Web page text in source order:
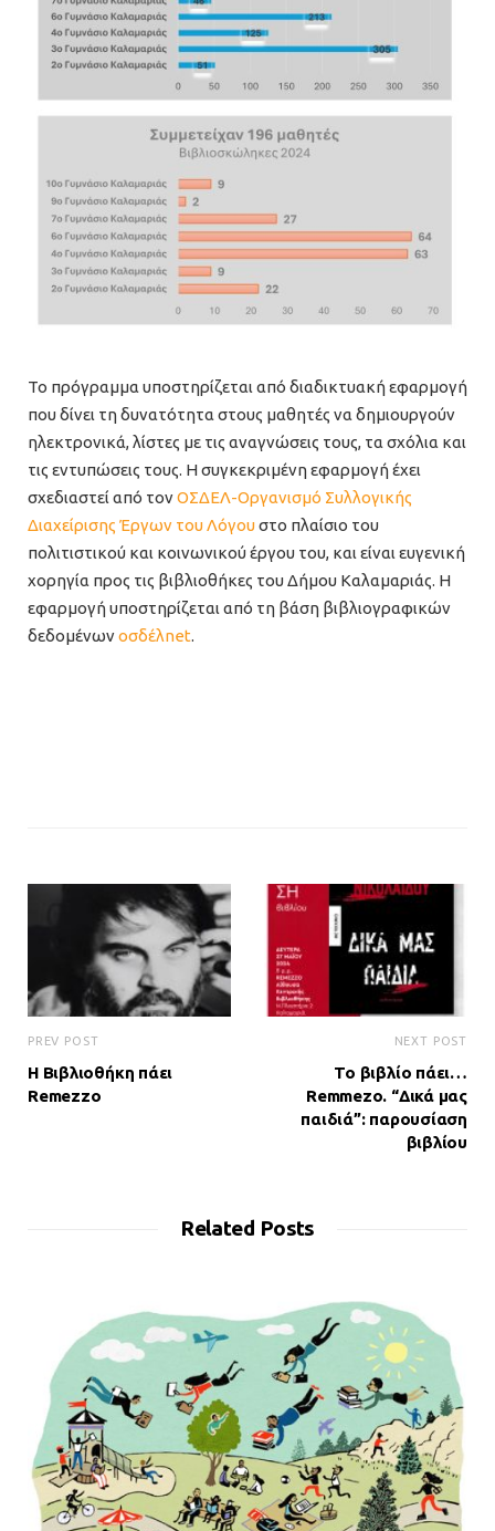
Το πρόγραμμα υποστηρίζεται από διαδικτυακή εφαρμογή
που δίνει τη δυνατότητα στους μαθητές να δημιουργούν
ηλεκτρονικά, λίστες με τις αναγνώσεις τους, τα σχόλια και
τις εντυπώσεις τους. Η συγκεκριμένη εφαρμογή έχει
σχεδιαστεί από τονΟΣΔΕΛ-Οργανισμό Συλλογικής
Διαχείρισης Έργων του Λόγουστο πλαίσιο του
πολιτιστικού και κοινωνικού έργου του, και είναι ευγενική
χορηγία προς τις βιβλιοθήκες του Δήμου Καλαμαριάς. Η
εφαρμογή υποστηρίζεται από τη βάση βιβλιογραφικών
δεδομένωνοσδέλnet.
PREV POST
Η Βιβλιοθήκη πάει
Remezzo
NEXT POST
Το βιβλίο πάει…
Remmezo. “Δικά μας
παιδιά”: παρουσίαση
βιβλίου
Related Posts